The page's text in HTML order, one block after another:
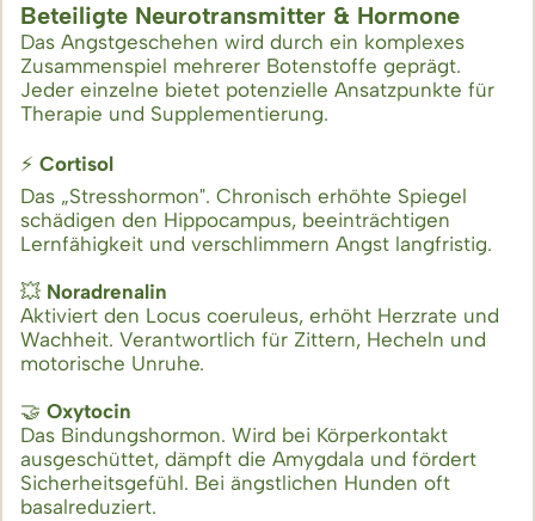
Beteiligte Neurotransmitter & Hormone
Das Angstgeschehen wird durch ein komplexes
Zusammenspiel mehrerer Botenstoffe geprägt.
Jeder einzelne bietet potenzielle Ansatzpunkte für
Therapie und Supplementierung.
⚡ Cortisol
Das „Stresshormon". Chronisch erhöhte Spiegel
schädigen den Hippocampus, beeinträchtigen
Lernfähigkeit und verschlimmern Angst langfristig.
💥 Noradrenalin
Aktiviert den Locus coeruleus, erhöht Herzrate und
Wachheit. Verantwortlich für Zittern, Hecheln und
motorische Unruhe.
🤝 Oxytocin
Das Bindungshormon. Wird bei Körperkontakt
ausgeschüttet, dämpft die Amygdala und fördert
Sicherheitsgefühl. Bei ängstlichen Hunden oft
basalreduziert.